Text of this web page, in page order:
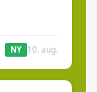
NY 10. aug.